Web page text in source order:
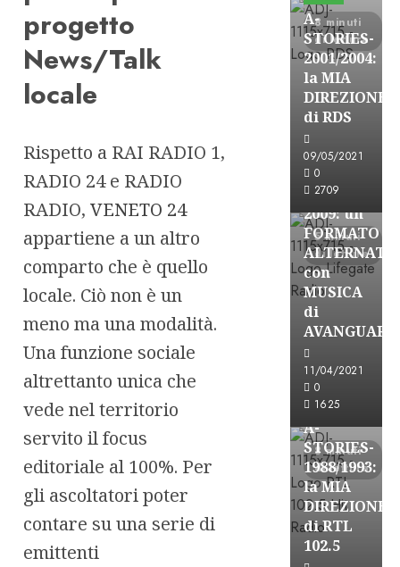
progetto
News/Talk
locale
Rispetto a RAI RADIO 1,
RADIO 24 e RADIO
RADIO, VENETO 24
appartiene a un altro
comparto che è quello
locale. Ciò non è un
meno ma una modalità.
Una funzione sociale
altrettanto unica che
vede nel territorio
servito il focus
editoriale al 100%. Per
gli ascoltatori poter
contare su una serie di
emittenti
8 minuti
di lettura
A-
STORIES-
2001/2004:
la MIA
DIREZIONE
di RDS
09/05/2021
0
2709
5 minuti
di lettura
A-Stories
FREE
A-
STORIES-
2009: un
FORMATO
con
MUSICA
di
11/04/2021
0
1625
8 minuti
di lettura
Formazione
FREE
A-
STORIES-
1988/1993:
la MIA
DIREZIONE
di RTL
102.5